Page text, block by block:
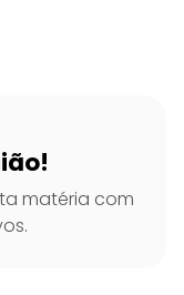
matéria com